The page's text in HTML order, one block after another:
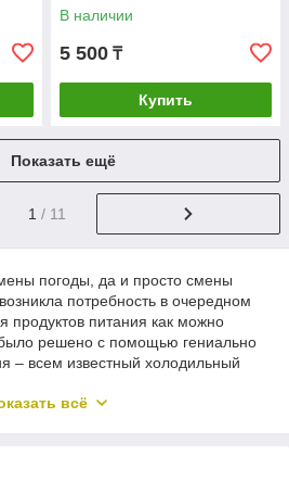
В наличии
5 500 ₸
Купить
Показать ещё
1 / 11
погоды, да и просто смены
потребность в очередном
продуктов питания как можно
решено с помощью гениально
– всем известный холодильный
необходимо изредка покупать
появление изморози на
всё